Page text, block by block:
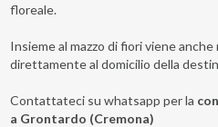
floreale.
Insieme al mazzo di fiori viene
direttamente al domicilio della
Contattateci su whatsapp per la
a Grontardo (Cremona)